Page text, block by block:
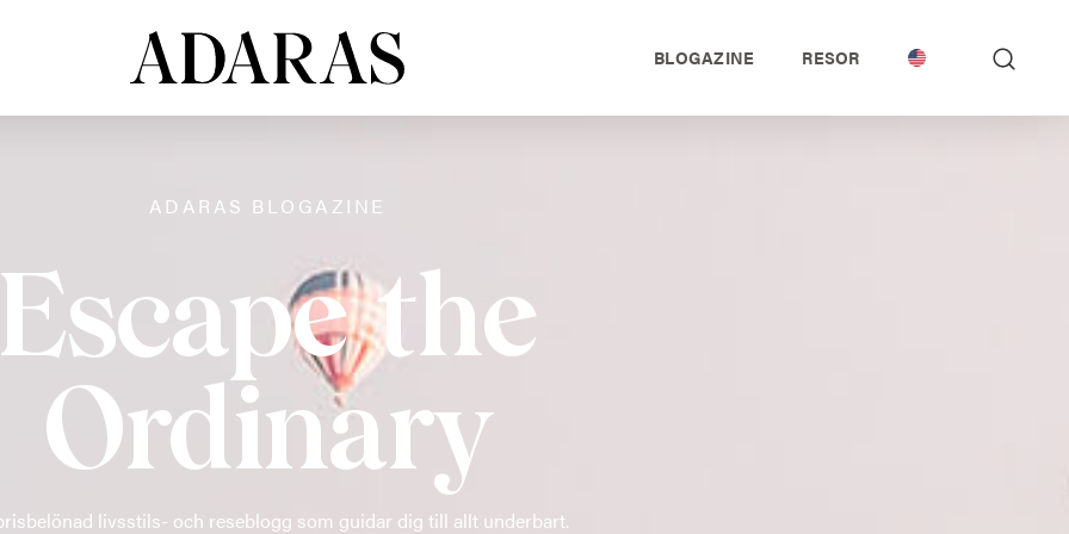
BLOGAZINE RESOR
ADARAS BLOGAZINE
the
Ordinary
livsstils- och reseblogg som guidar dig till allt underbart.